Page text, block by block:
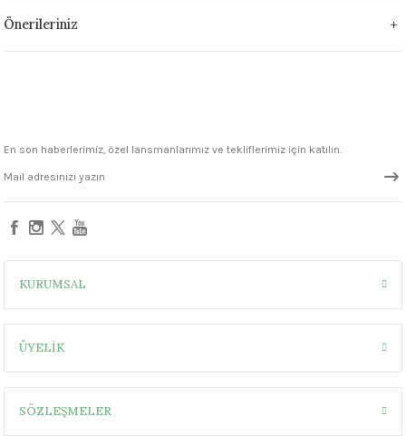
Önerileriniz
En son haberlerimiz, özel lansmanlarımız ve tekliflerimiz için katılın.
KURUMSAL
ÜYELİK
SÖZLEŞMELER